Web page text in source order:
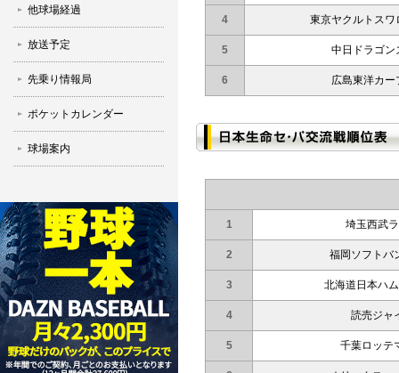
他球場経過
放送予定
先乗り情報局
ポケットカレンダー
球場案内
4 東京ヤクルトスワ
5 中日ドラゴン
6 広島東洋カー
1 埼玉西武
2 福岡ソフトバ
3 北海道日本ハ
4 読売ジャ
5 千葉ロッテ